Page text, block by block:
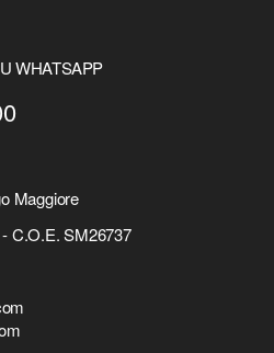
WHATSAPP
Maggiore
C.O.E. SM26737